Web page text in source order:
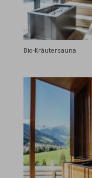
Bio-Kräutersauna